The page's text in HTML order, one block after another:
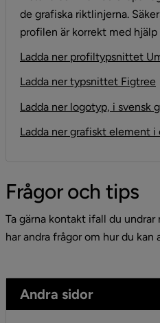
de grafiska riktlinjerna.
profilen är korrekt med
Ladda ner profiltypsnittet
Ladda ner typsnittet Figtree
Ladda ner logotyp, i svensk
Ladda ner grafiskt element i
Frågor och tips
Ta gärna kontakt ifall du
har andra frågor om hur du kan
Andra sidor